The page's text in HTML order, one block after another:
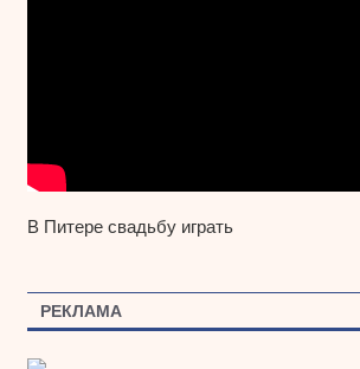
В Питере свадьбу играть
РЕКЛАМА